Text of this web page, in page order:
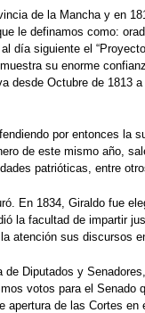
de la Mancha y en
le definamos como:
día siguiente el
su enorme
Octubre de 1813
por entonces la
de este mismo año,
patrióticas, entre
En 1834, Giraldo fue
la facultad de impartir
atención sus discursos
Diputados y
votos para el Senado
de las Cortes